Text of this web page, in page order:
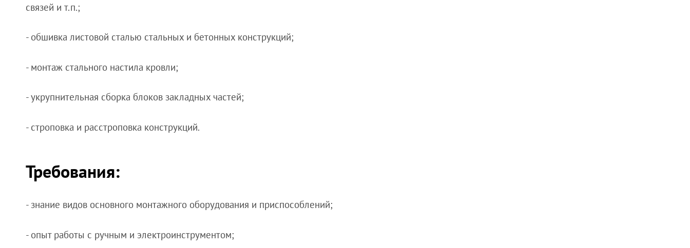
связей и т.п.;
- обшивка листовой сталью стальных и бетонных конструкций;
- монтаж стального настила кровли;
- укрупнительная сборка блоков закладных частей;
- строповка и расстроповка конструкций.
Требования:
- знание видов основного монтажного оборудования и приспособлений;
- опыт работы с ручным и электроинструментом;